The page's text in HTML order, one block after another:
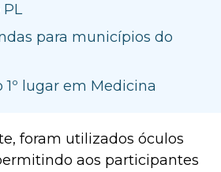
para municípios do
lugar em Medicina
foram utilizados óculos
aos participantes